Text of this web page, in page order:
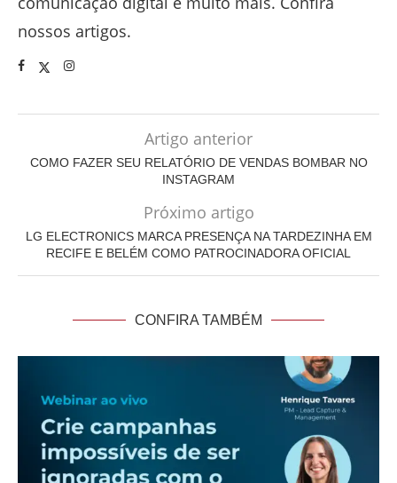
nossos artigos.
Artigo anterior
COMO FAZER SEU RELATÓRIO DE VENDAS BOMBAR NO
INSTAGRAM
Próximo artigo
LG ELECTRONICS MARCA PRESENÇA NA TARDEZINHA EM
RECIFE E BELÉM COMO PATROCINADORA OFICIAL
CONFIRA TAMBÉM